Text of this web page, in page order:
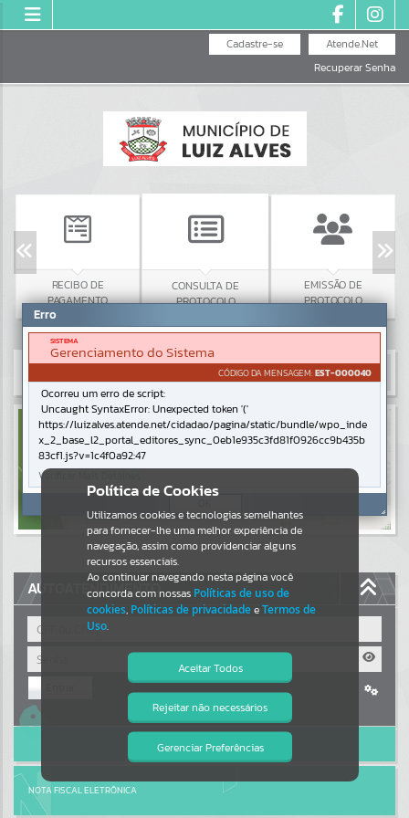
Atende.Net
Cadastre-se
Recuperar Senha
RECIBO DE
PAGAMENTO
CONSULTA DE
PROTOCOLO
EMISSÃO DE
PROTOCOLO
Resultados para""
Portais
Por favor, aguarde...
NOTÍCIAS
Por favor, aguarde...
Por favor, aguarde...
Por favor, aguarde...
AUTOATENDIMENTO
Cadastre-se|Recuperar Senha
ACESSAR SEM LOGIN
NOTA FISCAL ELETRÔNICA
Política de Cookies
Utilizamos cookies e tecnologias semelhantes
para fornecer-lhe uma melhor experiência de
navegação, assim como providenciar alguns
recursos essenciais.
Ao continuar navegando nesta página você
concorda com nossas Políticas de uso de
cookies, Políticas de privacidadeeTermos de
Uso.
Aceitar Todos
Rejeitar não necessários
Gerenciar Preferências
Isto significa que diversos recursos
providenciados poderão não estar
Erro
SISTEMA
Gerenciamento do Sistema
CÓDIGO DA MENSAGEM:EST-000040
Ocorreu um erro de script:
Uncaught SyntaxError: Unexpected token '('
https://luizalves.atende.net/cidadao/pagina/static/bundle/wpo_inde
x_2_base_l2_portal_editores_sync_0eb1e935c3fd81f0926cc9b435b
83cf1.js?v=1c4f0a92:47
Verificar Mais Detalhes